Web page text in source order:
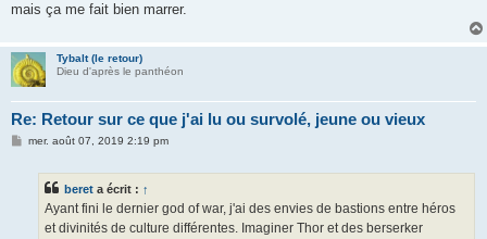
mais ça me fait bien marrer.
Tybalt (le retour)
Dieu d'après le panthéon
Re: Retour sur ce que j'ai lu ou survolé, jeune ou vieux
Mmer. août 07, 2019 2:19 pm
beret a écrit : ↑
Ayant fini le dernier god of war, j'ai des envies de bastions entre héros
et divinités de culture différentes. Imaginer Thor et des berserker